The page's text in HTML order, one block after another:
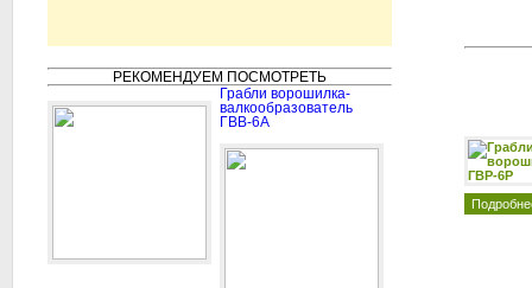
РЕКОМЕНДУЕМ ПОСМОТРЕТЬ
Грабли ворошилка-
валкообразователь
ГВВ-6А